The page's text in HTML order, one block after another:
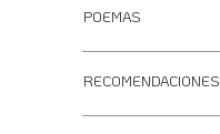
POEMAS
RECOMENDACIONES